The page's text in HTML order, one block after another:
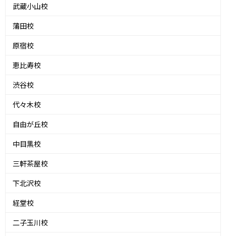
武蔵小山校
蒲田校
原宿校
恵比寿校
渋谷校
代々木校
自由が丘校
中目黒校
三軒茶屋校
下北沢校
経堂校
二子玉川校